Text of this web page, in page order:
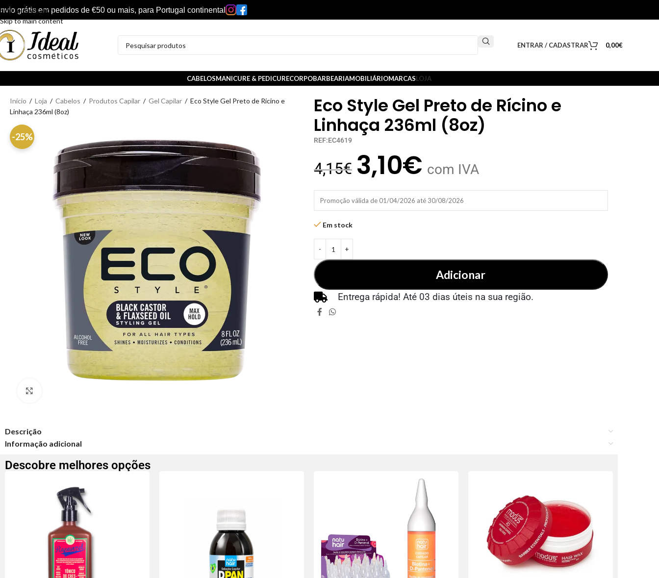
Skip to navigation
Skip to main content
grátis em pedidos de €50 ou mais, para Portugal continental
ENTRAR / CADASTRAR 0,00€
CABELOSMANICURE & PEDICURECORPOBARBEARIAMOBILIÁRIOMARCASLOJA
Início / Loja / Cabelos / Produtos Capilar / Gel Capilar / Eco Style Gel Preto de Rícino e
Linhaça 236ml (8oz)
-25%
Eco Style Gel Preto de Rícino e
Linhaça 236ml (8oz)
REF:EC4619
4,15€ 3,10€ com IVA
Promoção válida de 01/04/2026 até 30/08/2026
Em stock
Adicionar
Entrega rápida! Até 03 dias úteis na sua região.
Descrição
Informação adicional
Descobre melhores opções